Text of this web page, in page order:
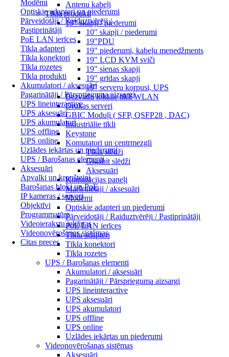
Modēmi
Optiskie adapteri un piederumi
Pārveidotāji / Raiduztvērēji /
Pastiprinātāji
PoE LAN ierīces
Tīkla adapteri
Tīkla konektori
Tīkla rozetes
Tīkla produkti
Akumulatori / aksesuāri
Pagarinātāji / Pārsprieguma aizsargi
UPS lineinteractive
UPS aksesuāri
UPS akumulatori
UPS offline
UPS online
Uzlādes iekārtas un piederumi
UPS / Barošanas elementi
Aksesuāri
Apvalki un kronšteini
Barošanas bloki un PoE
IP kameras / serveri
Objektīvi
Programmatūra
Videoierakstu iekārtas
Videonovērošanas sistēmas
Citas preces
Antenu kabeļi
Tīkla produkti
19" skapji / piederumi
10" skapji / piederumi
19"PDU
19" piederumi, kabeļu menedžments
19" LCD KVM sviči
19" sienas skapji
19" grīdas skapji
19" serveru korpusi, UPS
Bezvadu lokālie tīkli WLAN
Drukas serveri
GBIC Moduļi ( SFP, QSFP28 , DAC)
Industriālie tīkli
Keystone
Komutatori un centrmezgli
Tīkla slēdži
Gigabit slēdži
Aksesuāri
Komutācijas paneļi
Maršrutētāji / aksesuāri
Modēmi
Optiskie adapteri un piederumi
Pārveidotāji / Raiduztvērēji / Pastiprinātāji
PoE LAN ierīces
Tīkla adapteri
Tīkla konektori
Tīkla rozetes
UPS / Barošanas elementi
Akumulatori / aksesuāri
Pagarinātāji / Pārsprieguma aizsargi
UPS lineinteractive
UPS aksesuāri
UPS akumulatori
UPS offline
UPS online
Uzlādes iekārtas un piederumi
Videonovērošanas sistēmas
Aksesuāri